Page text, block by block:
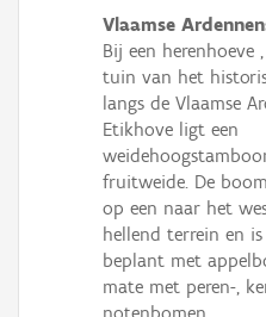
Vlaamse
Bij een herenhoeve
tuin van het
langs de Vlaamse
Etikhove ligt een
fruitweide. De
op een naar het
hellend terrein en
beplant met
mate met peren-,